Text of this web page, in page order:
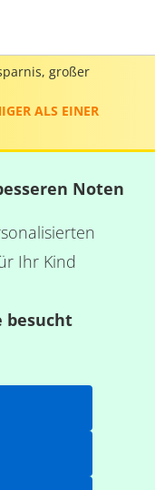
großer
ALS EINER
Noten
Ihr Kind
besucht